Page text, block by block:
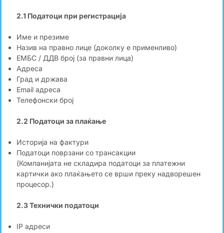
2.1 Податоци при регистрација
Име и презиме
Назив на правно лице (доколку е применливо)
ЕМБС / ДДВ број (за правни лица)
Адреса
Град и држава
Email адреса
Телефонски број
2.2 Податоци за плаќање
Историја на фактури
Податоци поврзани со трансакции
(Компанијата не складира податоци за платежни
картички ако плаќањето се врши преку надворешен
процесор.)
2.3 Технички податоци
IP адреси